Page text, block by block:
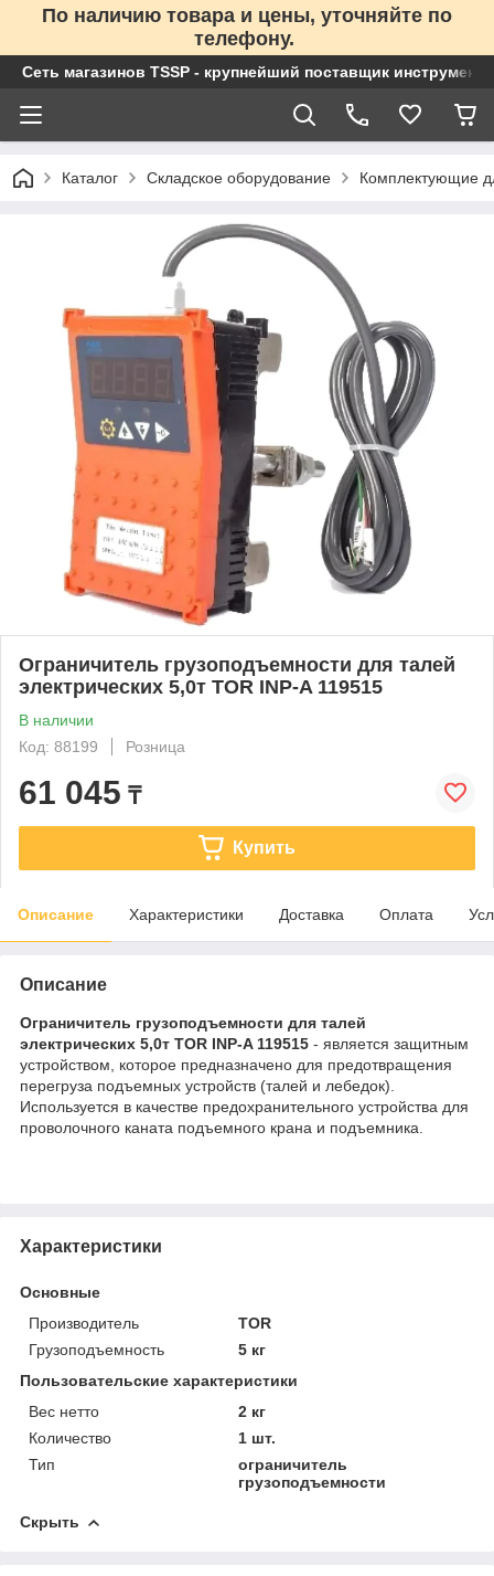
По наличию товара и цены, уточняйте по
телефону.
Сеть магазинов TSSP - крупнейший поставщик
Каталог Складское оборудование Комплектующие
Ограничитель грузоподъемности для талей
электрических 5,0т TOR INP-A 119515
В наличии
Код: 88199
Розница
61 045 ₸
Купить
Описание Характеристики Доставка Оплата
Описание
Ограничитель грузоподъемности для талей
электрических 5,0т TOR INP-A 119515 - является защитным
устройством, которое предназначено для предотвращения
перегруза подъемных устройств (талей и лебедок).
Используется в качестве предохранительного устройства для
проволочного каната подъемного крана и подъемника.
Характеристики
Основные
Производитель
TOR
Грузоподъемность
5 кг
Пользовательские характеристики
Вес нетто
2 кг
Количество
1 шт.
Тип
ограничитель
грузоподъемности
Скрыть